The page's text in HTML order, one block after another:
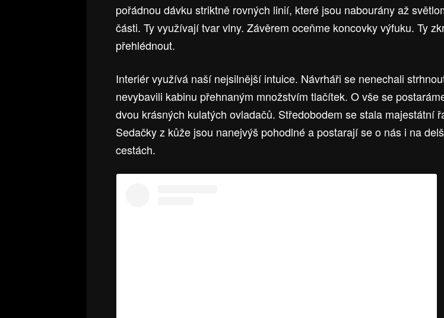
pořádnou dávku striktně rovných linií, které jsou nabourány až
části. Ty využívají tvar vlny. Závěrem oceňme koncovky výfuku. Ty
přehlédnout.
Interiér využívá naší nejsilnější intuice. Návrháři se nenechali
nevybavili kabinu přehnaným množstvím tlačítek. O vše se
dvou krásných kulatých ovladačů. Středobodem se stala majestátní
Sedačky z kůže jsou nanejvýš pohodlné a postarají se o nás i na
cestách.